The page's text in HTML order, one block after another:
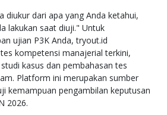
diukur dari apa yang Anda ketahui,
lakukan saat diuji." Untuk
ujian P3K Anda, tryout.id
kompetensi manajerial terkini,
kasus dan pembahasan tes
Platform ini merupakan sumber
kemampuan pengambilan keputusan
2026.